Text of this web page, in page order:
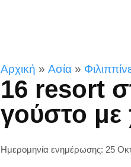
Αρχική » Ασία »
16 resort
γούστο με
Ημερομηνία ενημέρωσης: 25